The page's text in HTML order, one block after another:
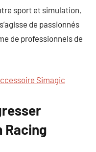
sport et simulation,
de passionnés
de professionnels de
Simagic
Racing